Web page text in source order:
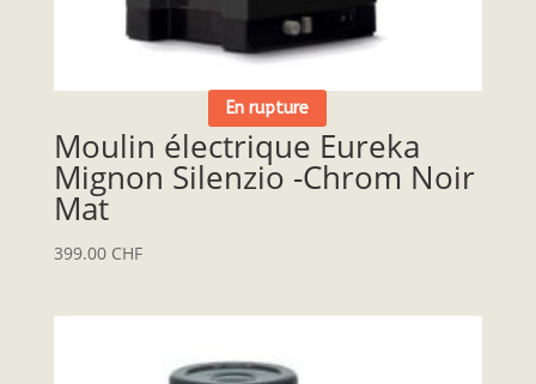
En rupture
Moulin électrique Eureka
Mignon Silenzio -Chrom Noir
Mat
399.00 CHF